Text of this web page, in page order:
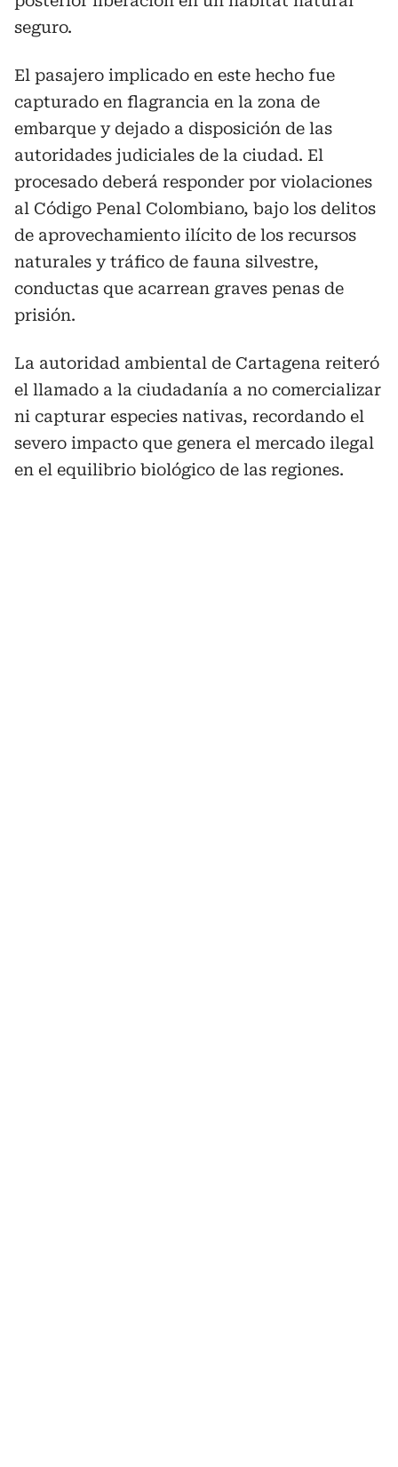
seguro.
El pasajero implicado en este hecho fue
capturado en flagrancia en la zona de
embarque y dejado a disposición de las
autoridades judiciales de la ciudad. El
procesado deberá responder por violaciones
al Código Penal Colombiano, bajo los delitos
de aprovechamiento ilícito de los recursos
naturales y tráfico de fauna silvestre,
conductas que acarrean graves penas de
prisión.
La autoridad ambiental de Cartagena reiteró
el llamado a la ciudadanía a no comercializar
ni capturar especies nativas, recordando el
severo impacto que genera el mercado ilegal
en el equilibrio biológico de las regiones.